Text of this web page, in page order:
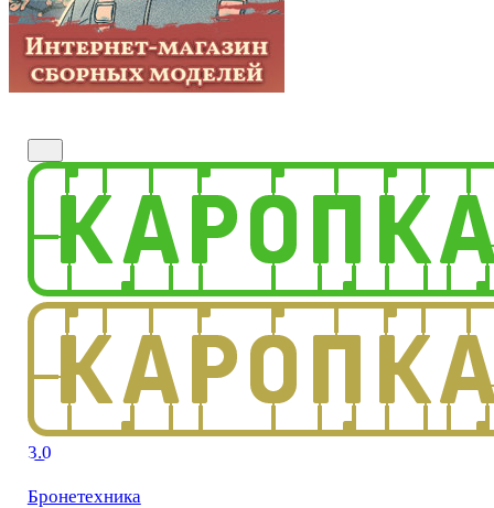
3.0
Бронетехника